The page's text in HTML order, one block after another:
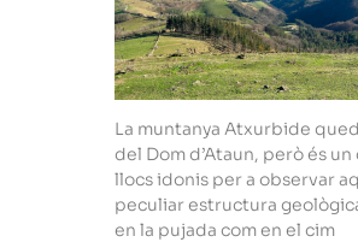
La muntanya Atxurbide
del Dom d’Ataun, però és un
llocs idonis per a observar
peculiar estructura
en la pujada com en el cim